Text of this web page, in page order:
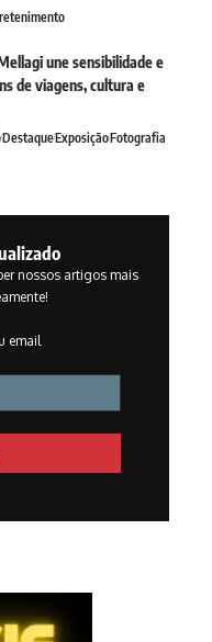
une sensibilidade e
de viagens, cultura e
DestaqueExposiçãoFotografia
nossos artigos mais
email